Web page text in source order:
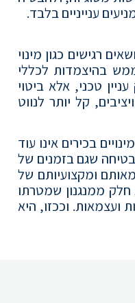
ענייניים בלבד.
רגישים כגון מינוי
בהיצמדות לכללי
טכני, אלא ביטוי
קל יותר לנווט
בכירים אינו עוד
שגם בזמנים של
ומקצועיותם של
חלק ממנגנון שמטרתו
ועצמאות. וככזו, היא